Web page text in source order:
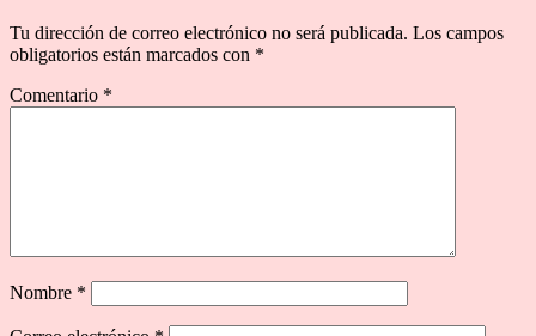
Tu dirección de correo electrónico no será publicada. Los campos
obligatorios están marcados con *
Comentario *
Nombre *